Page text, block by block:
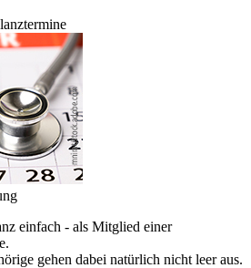
einfach - als Mitglied einer
gehen dabei natürlich nicht leer aus.